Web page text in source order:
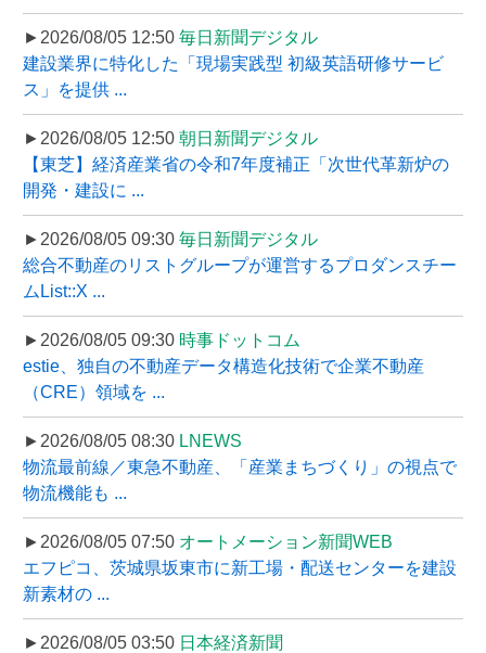
►2026/08/05 12:50 毎日新聞デジタル
建設業界に特化した「現場実践型 初級英語研修サービ
ス」を提供 ...
►2026/08/05 12:50 朝日新聞デジタル
【東芝】経済産業省の令和7年度補正「次世代革新炉の
開発・建設に ...
►2026/08/05 09:30 毎日新聞デジタル
総合不動産のリストグループが運営するプロダンスチー
ムList::X ...
►2026/08/05 09:30 時事ドットコム
estie、独自の不動産データ構造化技術で企業不動産
（CRE）領域を ...
►2026/08/05 08:30 LNEWS
物流最前線／東急不動産、「産業まちづくり」の視点で
物流機能も ...
►2026/08/05 07:50 オートメーション新聞WEB
エフピコ、茨城県坂東市に新工場・配送センターを建設
新素材の ...
►2026/08/05 03:50 日本経済新聞